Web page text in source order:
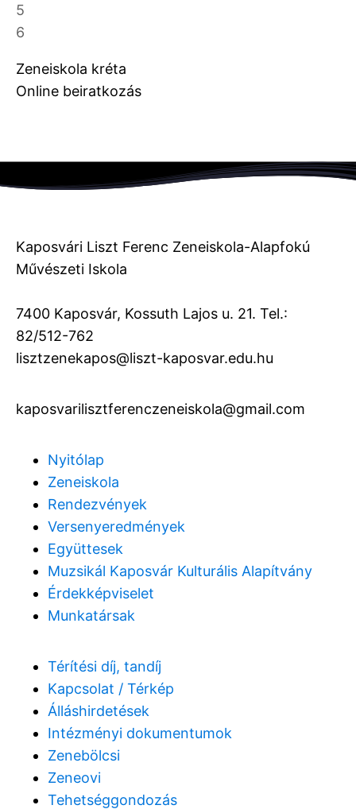
5
6
Zeneiskola kréta
Online beiratkozás
Kaposvári Liszt Ferenc Zeneiskola-Alapfokú
Művészeti Iskola
7400 Kaposvár, Kossuth Lajos u. 21. Tel.:
82/512-762
lisztzenekapos@liszt-kaposvar.edu.hu
kaposvarilisztferenczeneiskola@gmail.com
Nyitólap
Zeneiskola
Rendezvények
Versenyeredmények
Együttesek
Muzsikál Kaposvár Kulturális Alapítvány
Érdekképviselet
Munkatársak
Térítési díj, tandíj
Kapcsolat / Térkép
Álláshirdetések
Intézményi dokumentumok
Zenebölcsi
Zeneovi
Tehetséggondozás